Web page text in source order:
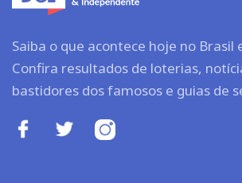
Saiba o que acontece hoje no Brasil
Confira resultados de loterias,
bastidores dos famosos e guias de